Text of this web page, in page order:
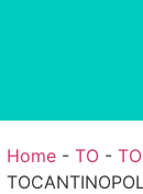
Home- TO-